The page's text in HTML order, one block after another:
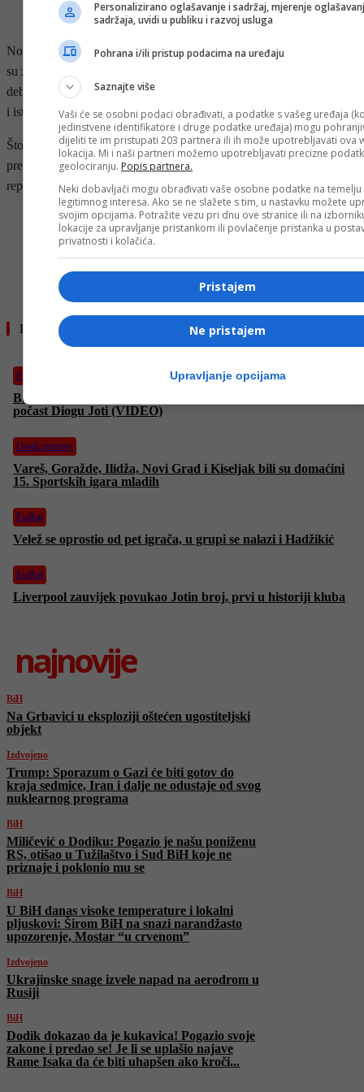
Nogometni putevi Jote i Nevesa su bili usko isprepleteni i praktično
su zajedno igrali od 2015. godine kada su kao 19-godišnjaci
debitovali za U21 reprezentaciju Portugala, a potom su igrali u Portu
i istovremeno prešli u Wolverhamton 2017. godine.
Što se tiče klupske karijere, rastali su se 2020. godine kada je Jota
prešao u Liverpool, no od 2019. godine su bili saigrači u seniorskoj
reprezentaciji Portugala.
- OGLAS -
Pročitajte još
Fudbal
Bivši kapiten Liverpoola u suzama posjetio Anfield i odao
počast Diogu Joti (VIDEO)
Ostali sportovi
Vareš, Goražde, Ilidža, Novi Grad i Kiseljak bili su domaćini
15. Sportskih igara mladih
Fudbal
Velež se oprostio od pet igrača, u grupi se nalazi i Hadžikić
Fudbal
Liverpool zauvijek povukao Jotin broj, prvi u historiji kluba
najnovije
BiH
Na Grbavici u eksploziji oštećen ugostiteljski
objekt
Izdvojeno
Trump: Sporazum o Gazi će biti gotov do
kraja sedmice, Iran i dalje ne odustaje od svog
nuklearnog programa
BiH
Miličević o Dodiku: Pogazio je našu poniženu
RS, otišao u Tužilaštvo i Sud BiH koje ne
priznaje i poklonio mu se
BiH
U BiH danas visoke temperature i lokalni
pljuskovi: Širom BiH na snazi narandžasto
upozorenje, Mostar “u crvenom”
Izdvojeno
Ukrajinske snage izvele napad na aerodrom u
Rusiji
BiH
Dodik dokazao da je kukavica! Pogazio svoje
zakone i predao se! Je li se uplašio najave
Rame Isaka da će biti uhapšen ako kroči...
Personalizirano oglašavanje i sadržaj, mjerenje
sadržaja, uvidi u publiku i razvoj usluga
Pohrana i/ili pristup podacima na uređaju
Saznajte više
Vaši će se osobni podaci obrađivati, a podatke s vašeg uređaja
jedinstvene identifikatore i druge podatke uređaja) mogu
dijeliti te im pristupati 203 partnera ili ih može upotrebljavati ova
lokacija. Mi i naši partneri možemo upotrebljavati precizne
geolociranju. Popis partnera.
Neki dobavljači mogu obrađivati vaše osobne podatke na temelju
legitimnog interesa. Ako se ne slažete s tim, u nastavku možete
svojim opcijama. Potražite vezu pri dnu ove stranice ili na
lokacije za upravljanje pristankom ili povlačenje pristanka u
privatnosti i kolačića.
Pristajem
Ne pristajem
Upravljanje opcijama